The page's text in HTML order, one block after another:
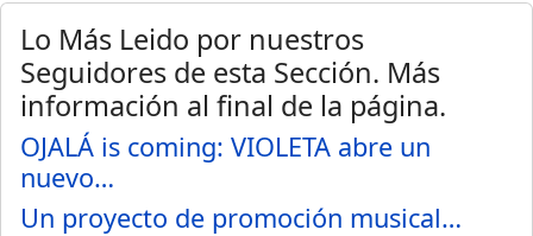
Lo Más Leido por nuestros
Seguidores de esta Sección. Más
información al final de la página.
OJALÁ is coming: VIOLETA abre un
nuevo…
Un proyecto de promoción musical…